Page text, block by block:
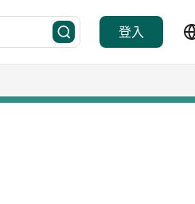
登入